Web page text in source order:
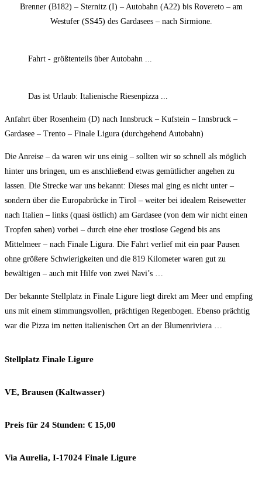
Brenner (B182) – Sternitz (I) – Autobahn (A22) bis Rovereto – am
Westufer (SS45) des Gardasees – nach Sirmione.
Fahrt - größtenteils über Autobahn ...
Das ist Urlaub: Italienische Riesenpizza ...
Anfahrt über Rosenheim (D) nach Innsbruck – Kufstein – Innsbruck –
Gardasee – Trento – Finale Ligura (durchgehend Autobahn)
Die Anreise – da waren wir uns einig – sollten wir so schnell als möglich
hinter uns bringen, um es anschließend etwas gemütlicher angehen zu
lassen. Die Strecke war uns bekannt: Dieses mal ging es nicht unter –
sondern über die Europabrücke in Tirol – weiter bei idealem Reisewetter
nach Italien – links (quasi östlich) am Gardasee (von dem wir nicht einen
Tropfen sahen) vorbei – durch eine eher trostlose Gegend bis ans
Mittelmeer – nach Finale Ligura. Die Fahrt verlief mit ein paar Pausen
ohne größere Schwierigkeiten und die 819 Kilometer waren gut zu
bewältigen – auch mit Hilfe von zwei Navi’s …
Der bekannte Stellplatz in Finale Ligure liegt direkt am Meer und empfing
uns mit einem stimmungsvollen, prächtigen Regenbogen. Ebenso prächtig
war die Pizza im netten italienischen Ort an der Blumenriviera …
Stellplatz Finale Ligure
VE, Brausen (Kaltwasser)
Preis für 24 Stunden: € 15,00
Via Aurelia, I-17024 Finale Ligure